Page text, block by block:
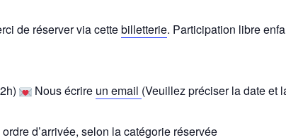
de réserver via cettebilletterie. Participation libre
Nous écrire un email (Veuillez préciser la date et
d’arrivée, selon la catégorie réservée